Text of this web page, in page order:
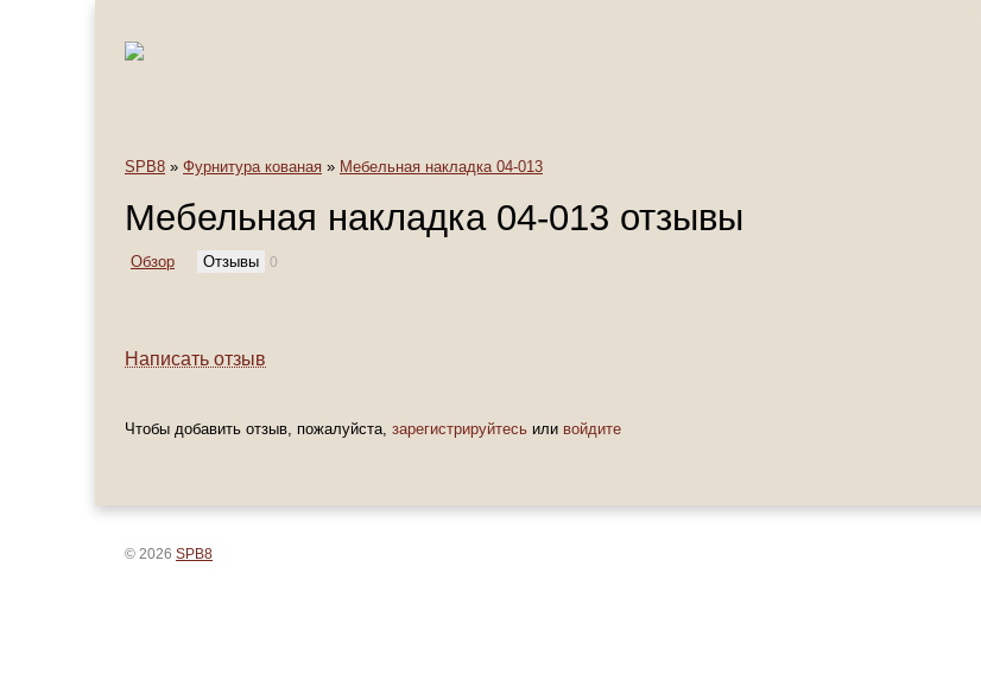
SPB8 » Фурнитура кованая » Мебельная накладка 04-013
Мебельная накладка 04-013 отзывы
Обзор Отзывы 0
Написать отзыв
Чтобы добавить отзыв, пожалуйста, зарегистрируйтесь или войдите
© 2026 SPB8